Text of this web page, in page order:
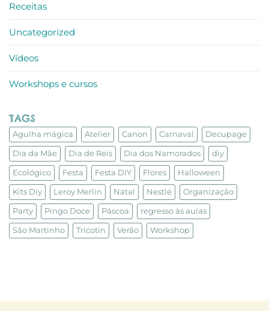
Receitas
Uncategorized
Vídeos
Workshops e cursos
TAGS
Agulha mágica Atelier Canon Carnaval Decupage
Dia da Mãe Dia de Reis Dia dos Namorados diy
Ecológico Festa Festa DIY Flores Halloween
Kits Diy Leroy Merlin Natal Nestlé Organização
Party Pingo Doce Páscoa regresso às aulas
São Martinho Tricotin Verão Workshop